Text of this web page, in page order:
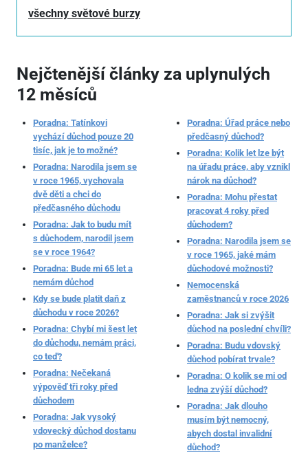
všechny světové burzy
Nejčtenější články za uplynulých
12 měsíců
Poradna: Tatínkovi
vychází důchod pouze 20
tisíc, jak je to možné?
Poradna: Narodila jsem se
v roce 1965, vychovala
dvě děti a chci do
předčasného důchodu
Poradna: Jak to budu mít
s důchodem, narodil jsem
se v roce 1964?
Poradna: Bude mi 65 let a
nemám důchod
Kdy se bude platit daň z
důchodu v roce 2026?
Poradna: Chybí mi šest let
do důchodu, nemám práci,
co teď?
Poradna: Nečekaná
výpověď tři roky před
důchodem
Poradna: Jak vysoký
vdovecký důchod dostanu
po manželce?
Poradna: Úřad práce nebo
předčasný důchod?
Poradna: Kolik let lze být
na úřadu práce, aby vznikl
nárok na důchod?
Poradna: Mohu přestat
pracovat 4 roky před
důchodem?
Poradna: Narodila jsem se
v roce 1965, jaké mám
důchodové možnosti?
Nemocenská
zaměstnanců v roce 2026
Poradna: Jak si zvýšit
důchod na poslední chvíli?
Poradna: Budu vdovský
důchod pobírat trvale?
Poradna: O kolik se mi od
ledna zvýší důchod?
Poradna: Jak dlouho
musím být nemocný,
abych dostal invalidní
důchod?